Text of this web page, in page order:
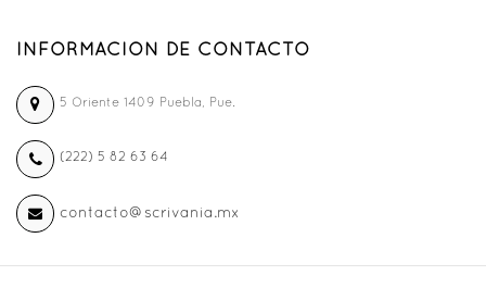
INFORMACION DE CONTACTO
5 Oriente 1409 Puebla, Pue.
(222) 5 82 63 64
contacto@scrivania.mx